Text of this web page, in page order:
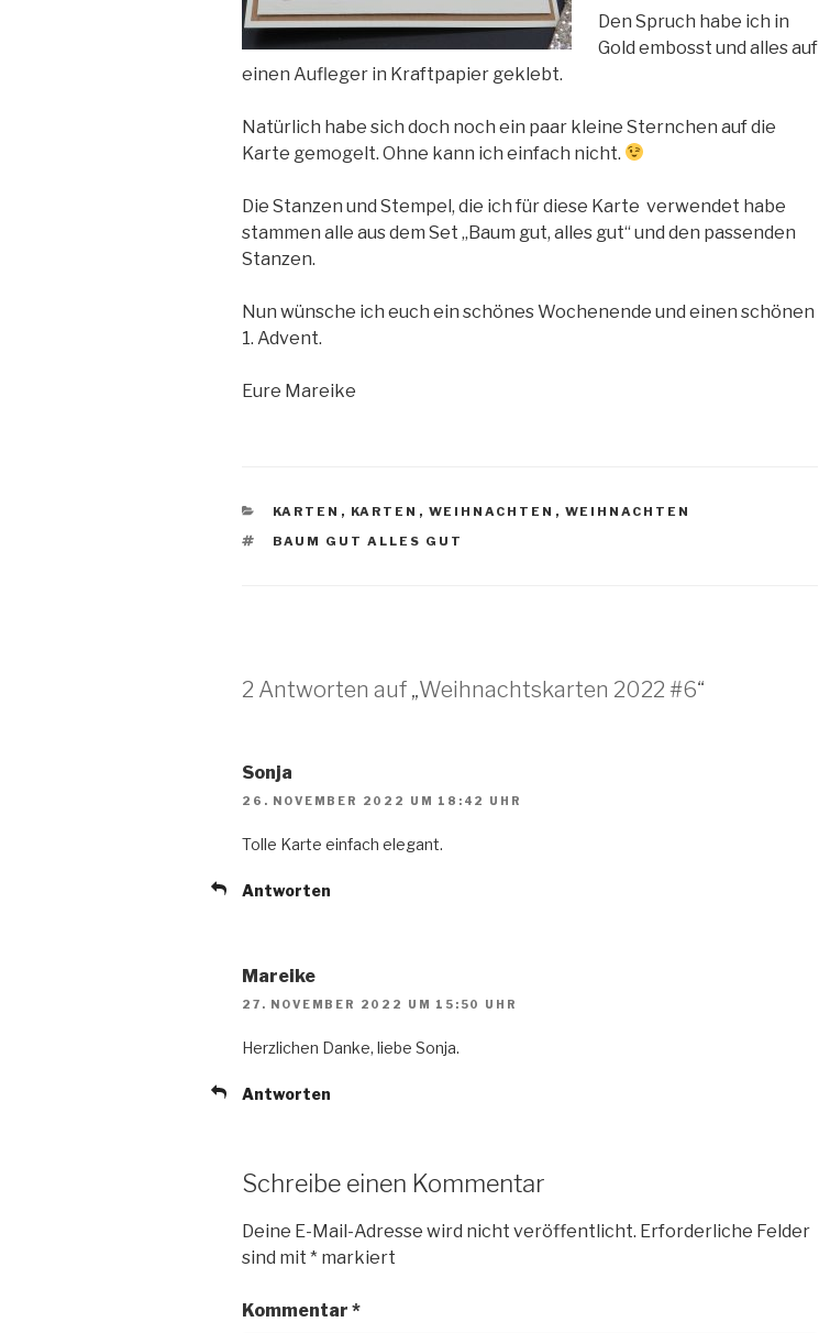
Den Spruch habe ich in
Gold embosst und alles auf
einen Aufleger in Kraftpapier geklebt.
Natürlich habe sich doch noch ein paar kleine Sternchen auf die
Karte gemogelt. Ohne kann ich einfach nicht.
Die Stanzen und Stempel, die ich für diese Karte verwendet habe
stammen alle aus dem Set „Baum gut, alles gut“ und den passenden
Stanzen.
Nun wünsche ich euch ein schönes Wochenende und einen schönen
1. Advent.
Eure Mareike
KATEGORIEN
KARTEN , KARTEN , WEIHNACHTEN , WEIHNACHTEN
SCHLAGWÖRTER
BAUM GUT ALLES GUT
2 Antworten auf „Weihnachtskarten 2022 #6“
Sonja
26. NOVEMBER 2022 UM 18:42 UHR
Tolle Karte einfach elegant.
Antworten
Mareike
27. NOVEMBER 2022 UM 15:50 UHR
Herzlichen Danke, liebe Sonja.
Antworten
Schreibe einen Kommentar
Deine E-Mail-Adresse wird nicht veröffentlicht. Erforderliche Felder
sind mit * markiert
Kommentar *